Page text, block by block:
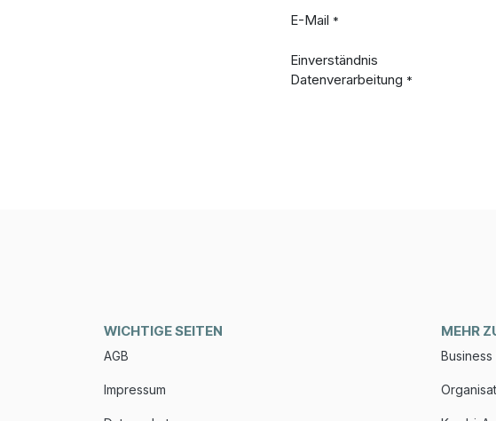
E-Mail *
Einverständnis
Datenverarbeitung *
WICHTIGE SEITEN
AGB
Impressum
MEHR